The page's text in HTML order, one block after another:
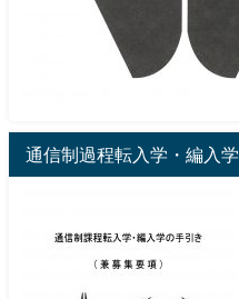
通信制過程転入学・編入学